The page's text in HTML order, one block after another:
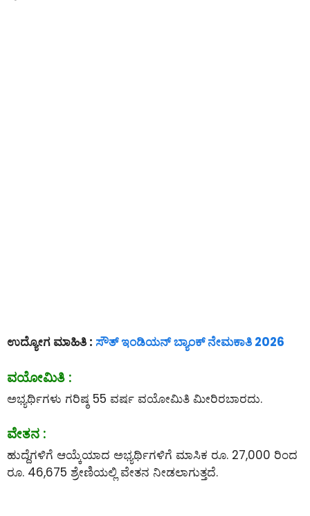
ಉದ್ಯೋಗ ಮಾಹಿತಿ : ಸೌತ್ ಇಂಡಿಯನ್ ಬ್ಯಾಂಕ್ ನೇಮಕಾತಿ 2026
ವಯೋಮಿತಿ :
ಅಭ್ಯರ್ಥಿಗಳು ಗರಿಷ್ಠ 55 ವರ್ಷ ವಯೋಮಿತಿ ಮೀರಿರಬಾರದು.
ವೇತನ :
ಹುದ್ದೆಗಳಿಗೆ ಆಯ್ಕೆಯಾದ ಅಭ್ಯರ್ಥಿಗಳಿಗೆ ಮಾಸಿಕ ರೂ. 27,000 ರಿಂದ
ರೂ. 46,675 ಶ್ರೇಣಿಯಲ್ಲಿ ವೇತನ ನೀಡಲಾಗುತ್ತದೆ.